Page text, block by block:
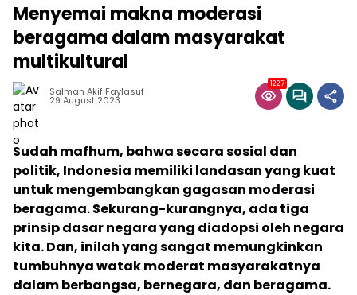
Menyemai makna moderasi
beragama dalam masyarakat
multikultural
Salman Akif Faylasuf
29 August 2023
1227
Sudah mafhum, bahwa secara sosial dan
politik, Indonesia memiliki landasan yang kuat
untuk mengembangkan gagasan moderasi
beragama. Sekurang-kurangnya, ada tiga
prinsip dasar negara yang diadopsi oleh negara
kita. Dan, inilah yang sangat memungkinkan
tumbuhnya watak moderat masyarakatnya
dalam berbangsa, bernegara, dan beragama.